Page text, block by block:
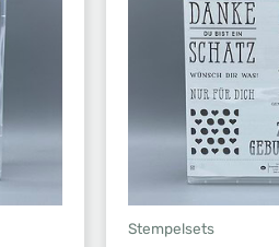
Stempelsets